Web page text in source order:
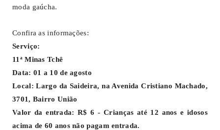
moda gaúcha.
Confira as informações:
Serviço:
11ª Minas Tchê
Data: 01 a 10 de agosto
Local: Largo da Saideira, na Avenida Cristiano Machado,
3701, Bairro União
Valor da entrada: R$ 6 - Crianças até 12 anos e idosos
acima de 60 anos não pagam entrada.